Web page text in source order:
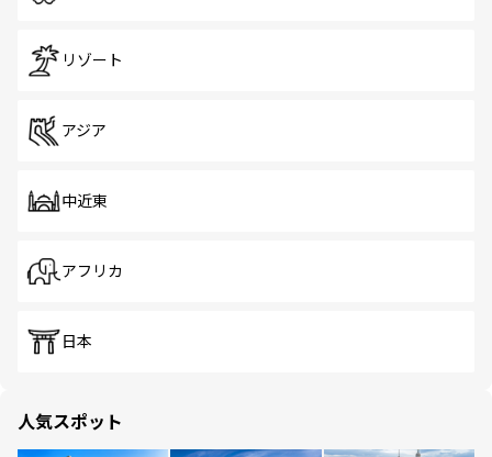
リゾート
アジア
中近東
アフリカ
日本
人気スポット